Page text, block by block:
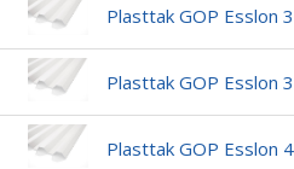
Plasttak GOP Esslon
Plasttak GOP Esslon
Plasttak GOP Esslon